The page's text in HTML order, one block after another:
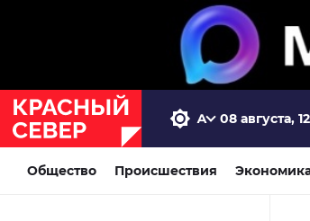
08 августа,
Общество Происшествия